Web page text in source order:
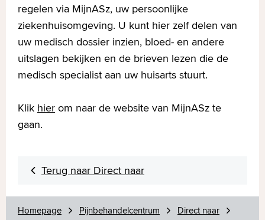
regelen via MijnASz, uw persoonlijke
ziekenhuisomgeving. U kunt hier zelf delen van
uw medisch dossier inzien, bloed- en andere
uitslagen bekijken en de brieven lezen die de
medisch specialist aan uw huisarts stuurt.
Klik hier om naar de website van MijnASz te
gaan.
Terug naar Direct naar
Homepage Pijnbehandelcentrum
Direct naar